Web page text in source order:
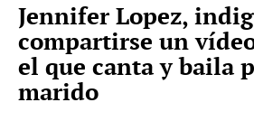
Jennifer Lopez,
compartirse un
el que canta y baila
marido